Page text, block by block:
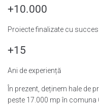
+10.000
Proiecte finalizate cu succes
+15
Ani de experiență
În prezent, deținem hale de
peste 17.000 mp în comuna